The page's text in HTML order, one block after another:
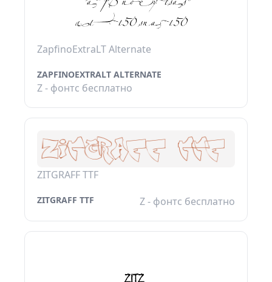
ZapfinoExtraLT Alternate
ZAPFINOEXTRALT ALTERNATE
Z - фонтс бесплатно
ZITGRAFF TTF
ZITGRAFF TTF Z - фонтс бесплатно